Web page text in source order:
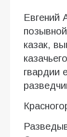
Евгений
казак,
гвардии